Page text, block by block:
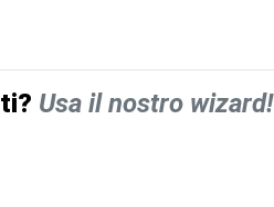
Usa il nostro wizard!